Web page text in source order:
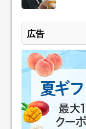
広告